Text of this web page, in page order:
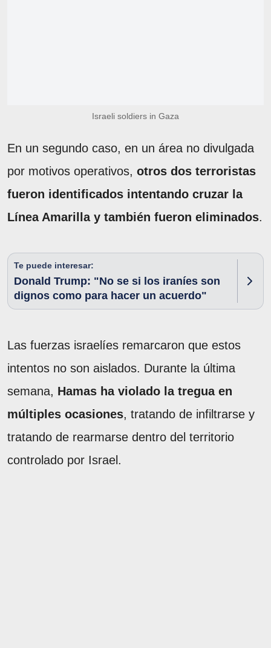
Israeli soldiers in Gaza
En un segundo caso, en un área no divulgada
por motivos operativos, otros dos terroristas
fueron identificados intentando cruzar la
Línea Amarilla y también fueron eliminados.
Te puede interesar:
Donald Trump: "No se si los iraníes son
dignos como para hacer un acuerdo"
Las fuerzas israelíes remarcaron que estos
intentos no son aislados. Durante la última
semana, Hamas ha violado la tregua en
múltiples ocasiones, tratando de infiltrarse y
tratando de rearmarse dentro del territorio
controlado por Israel.